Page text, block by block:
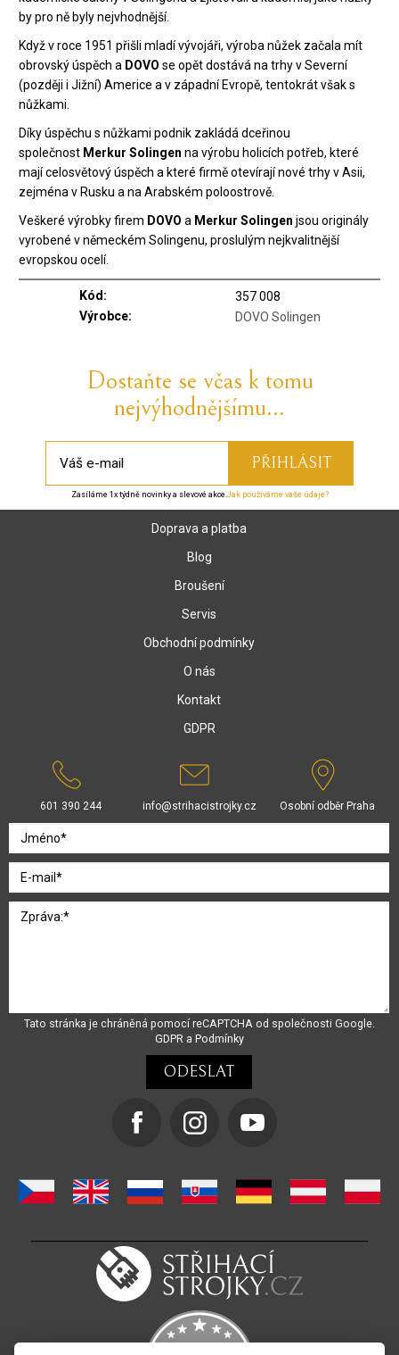
by pro ně byly nejvhodnější.
Když v roce 1951 přišli mladí vývojáři, výroba nůžek začala mít
obrovský úspěch a DOVO se opět dostává na trhy v Severní
(později i Jižní) Americe a v západní Evropě, tentokrát však s
nůžkami.
Díky úspěchu s nůžkami podnik zakládá dceřinou
společnost Merkur Solingen na výrobu holicích potřeb, které
mají celosvětový úspěch a které firmě otevírají nové trhy v Asii,
zejména v Rusku a na Arabském poloostrově.
Veškeré výrobky firem DOVO a Merkur Solingen jsou originály
vyrobené v německém Solingenu, proslulým nejkvalitnější
evropskou ocelí.
Kód:
357 008
Výrobce:
DOVO Solingen
Dostaňte se včas k tomu
nejvýhodnějšímu...
Zasíláme 1x týdně novinky a slevové akce.Jak používáme vaše údaje?
Doprava a platba
Blog
Broušení
Servis
Obchodní podmínky
O nás
Kontakt
GDPR
601 390 244 info@strihacistrojky.cz Osobní odběr Praha
Tato stránka je chráněná pomocí reCAPTCHA od společnosti Google.
GDPRa Podmínky